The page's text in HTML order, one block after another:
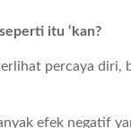
itu ‘kan?
percaya diri,
efek negatif